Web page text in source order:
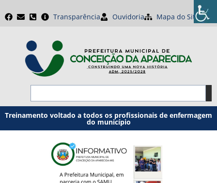
Transparência Ouvidoria Mapa do Site
Treinamento voltado a todos os profissionais de enfermagem
do município